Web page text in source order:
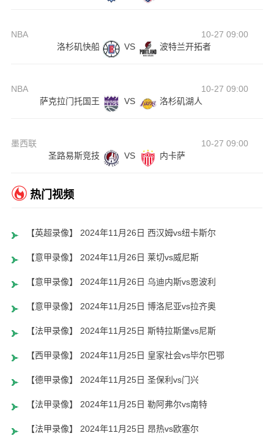
NBA
10-27 09:00
洛杉矶快船
VS 波特兰开拓者
NBA
10-27 09:00
萨克拉门托国王
VS 洛杉矶湖人
墨西联
10-27 09:00
圣路易斯竞技
VS 内卡萨
热门视频
【英超录像】 2024年11月26日 西汉姆vs纽卡斯尔
【意甲录像】 2024年11月26日 莱切vs威尼斯
【意甲录像】 2024年11月26日 乌迪内斯vs恩波利
【意甲录像】 2024年11月25日 博洛尼亚vs拉齐奥
【法甲录像】 2024年11月25日 斯特拉斯堡vs尼斯
【西甲录像】 2024年11月25日 皇家社会vs毕尔巴鄂
【德甲录像】 2024年11月25日 圣保利vs门兴
【法甲录像】 2024年11月25日 勒阿弗尔vs南特
【法甲录像】 2024年11月25日 昂热vs欧塞尔